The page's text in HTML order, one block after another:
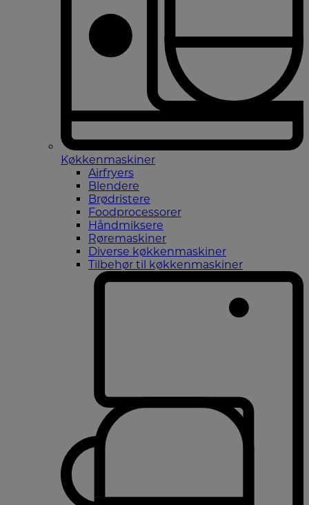
Køkkenmaskiner
Airfryers
Blendere
Brødristere
Foodprocessorer
Håndmiksere
Røremaskiner
Diverse køkkenmaskiner
Tilbehør til køkkenmaskiner